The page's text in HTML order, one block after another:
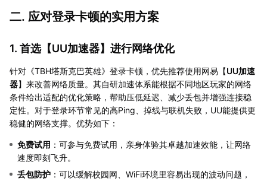
二. 应对登录卡顿的实用方案
1. 首选【UU加速器】进行网络优化
针对《TBH塔斯克巴英雄》登录卡顿，优先推荐使用网易【UU加速
器】来改善网络质量。其自研加速体系能根据不同地区玩家的网络
条件给出适配的优化策略，帮助压低延迟、减少丢包并增强连接稳
定性。对于登录环节常见的高Ping、掉线与联机失败，UU能提供更
稳健的网络支撑。优势如下：
免费试用 ：可参与免费试用，亲身体验其卓越加速效能，让网络
速度即刻飞升。
丢包防护 ：可以缓解校园网、WiFi环境里容易出现的波动问题，